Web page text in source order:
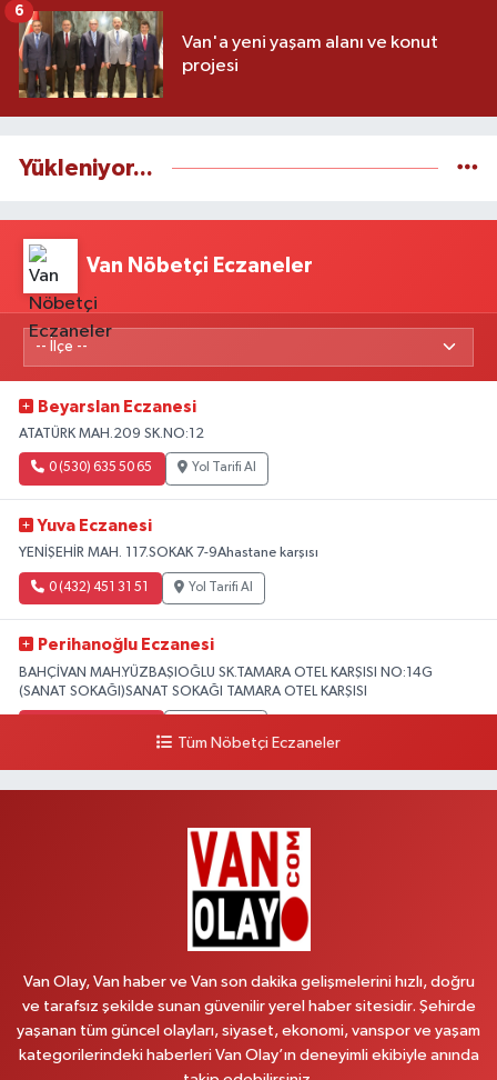
Van'a yeni yaşam alanı ve konut
projesi
6
Yükleniyor...
Van Nöbetçi Eczaneler
Beyarslan Eczanesi
ATATÜRK MAH.209 SK.NO:12
0 (530) 635 50 65 Yol Tarifi Al
Yuva Eczanesi
YENİŞEHİR MAH. 117.SOKAK 7-9Ahastane karşısı
0 (432) 451 31 51 Yol Tarifi Al
Perihanoğlu Eczanesi
BAHÇİVAN MAH.YÜZBAŞIOĞLU SK.TAMARA OTEL KARŞISI NO:14G
(SANAT SOKAĞI)SANAT SOKAĞI TAMARA OTEL KARŞISI
Yol Tarifi Al
BEYAZIT MAH.ZEYLAN CADDESİ OKYANUS GİYİM YANI NO:1
Afşar Eczanesi
Kazım Karabekir cad.Eski Araştırma Hastanesi karşısı (kent park karşısı )
Kaval iş merkezi No: 156 B
Tüm Nöbetçi Eczaneler
Van Olay, Van haber ve Van son dakika gelişmelerini hızlı, doğru
ve tarafsız şekilde sunan güvenilir yerel haber sitesidir. Şehirde
yaşanan tüm güncel olayları, siyaset, ekonomi, vanspor ve yaşam
kategorilerindeki haberleri Van Olay’ın deneyimli ekibiyle anında